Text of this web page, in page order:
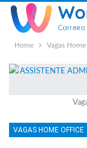
Home Vagas
VAGAS HOME OFFICE